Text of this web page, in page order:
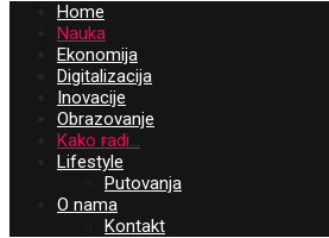
Home
Nauka
Ekonomija
Digitalizacija
Inovacije
Obrazovanje
Kako radi…
Lifestyle
Putovanja
O nama
Kontakt